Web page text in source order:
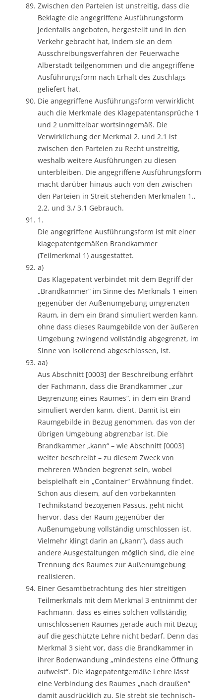
Zwischen den Parteien ist unstreitig, dass die
Beklagte die angegriffene Ausführungsform
jedenfalls angeboten, hergestellt und in den
Verkehr gebracht hat, indem sie an dem
Ausschreibungsverfahren der Feuerwache
Alberstadt teilgenommen und die angegriffene
Ausführungsform nach Erhalt des Zuschlags
geliefert hat.
Die angegriffene Ausführungsform verwirklicht
auch die Merkmale des Klagepatentansprüche 1
und 2 unmittelbar wortsinngemäß. Die
Verwirklichung der Merkmal 2. und 2.1 ist
zwischen den Parteien zu Recht unstreitig,
weshalb weitere Ausführungen zu diesen
unterbleiben. Die angegriffene Ausführungsform
macht darüber hinaus auch von den zwischen
den Parteien in Streit stehenden Merkmalen 1.,
2.2. und 3./ 3.1 Gebrauch.
1.
Die angegriffene Ausführungsform ist mit einer
klagepatentgemäßen Brandkammer
(Teilmerkmal 1) ausgestattet.
a)
Das Klagepatent verbindet mit dem Begriff der
„Brandkammer“ im Sinne des Merkmals 1 einen
gegenüber der Außenumgebung umgrenzten
Raum, in dem ein Brand simuliert werden kann,
ohne dass dieses Raumgebilde von der äußeren
Umgebung zwingend vollständig abgegrenzt, im
Sinne von isolierend abgeschlossen, ist.
aa)
Aus Abschnitt [0003] der Beschreibung erfährt
der Fachmann, dass die Brandkammer „zur
Begrenzung eines Raumes“, in dem ein Brand
simuliert werden kann, dient. Damit ist ein
Raumgebilde in Bezug genommen, das von der
übrigen Umgebung abgrenzbar ist. Die
Brandkammer „kann“ – wie Abschnitt [0003]
weiter beschreibt – zu diesem Zweck von
mehreren Wänden begrenzt sein, wobei
beispielhaft ein „Container“ Erwähnung findet.
Schon aus diesem, auf den vorbekannten
Technikstand bezogenen Passus, geht nicht
hervor, dass der Raum gegenüber der
Außenumgebung vollständig umschlossen ist.
Vielmehr klingt darin an („kann“), dass auch
andere Ausgestaltungen möglich sind, die eine
Trennung des Raumes zur Außenumgebung
realisieren.
Einer Gesamtbetrachtung des hier streitigen
Teilmerkmals mit dem Merkmal 3 entnimmt der
Fachmann, dass es eines solchen vollständig
umschlossenen Raumes gerade auch mit Bezug
auf die geschützte Lehre nicht bedarf. Denn das
Merkmal 3 sieht vor, dass die Brandkammer in
ihrer Bodenwandung „mindestens eine Öffnung
aufweist“. Die klagepatentgemäße Lehre lässt
eine Verbindung des Raumes „nach draußen“
damit ausdrücklich zu. Sie strebt sie technisch-